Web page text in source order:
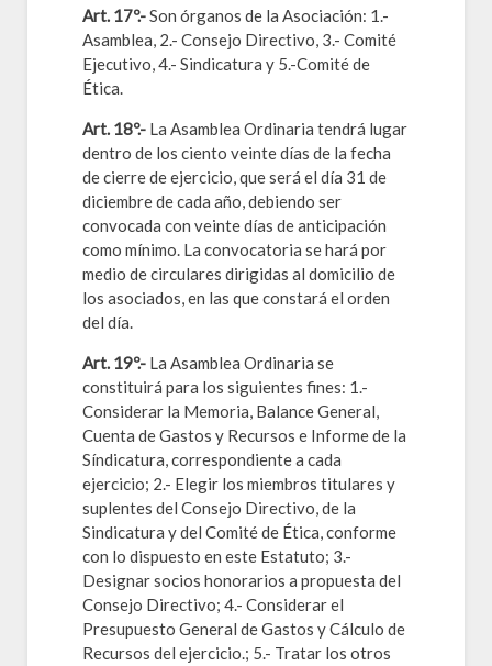
Art. 17º.-Son órganos de la Asociación: 1.-
Asamblea, 2.- Consejo Directivo, 3.- Comité
Ejecutivo, 4.- Sindicatura y 5.-Comité de
Ética.
Art. 18º.- La Asamblea Ordinaria tendrá lugar
dentro de los ciento veinte días de la fecha
de cierre de ejercicio, que será el día 31 de
diciembre de cada año, debiendo ser
convocada con veinte días de anticipación
como mínimo. La convocatoria se hará por
medio de circulares dirigidas al domicilio de
los asociados, en las que constará el orden
del día.
Art. 19º.- La Asamblea Ordinaria se
constituirá para los siguientes fines: 1.-
Considerar la Memoria, Balance General,
Cuenta de Gastos y Recursos e Informe de la
Síndicatura, correspondiente a cada
ejercicio; 2.- Elegir los miembros titulares y
suplentes del Consejo Directivo, de la
Sindicatura y del Comité de Ética, conforme
con lo dispuesto en este Estatuto; 3.-
Designar socios honorarios a propuesta del
Consejo Directivo; 4.- Considerar el
Presupuesto General de Gastos y Cálculo de
Recursos del ejercicio.; 5.- Tratar los otros